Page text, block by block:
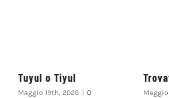
Tuyul o Tiyul
Maggio 19th, 2026
0